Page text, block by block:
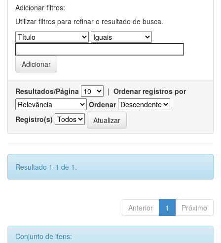
Adicionar filtros:
Utilizar filtros para refinar o resultado de busca.
Resultados/Página | Ordenar registros por
Ordenar
Registro(s)
Resultado 1-1 de 1.
Anterior 1 Próximo
Conjunto de itens: